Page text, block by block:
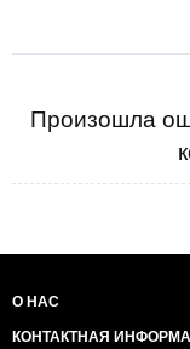
Произошла
О НАС
КОНТАКТНАЯ